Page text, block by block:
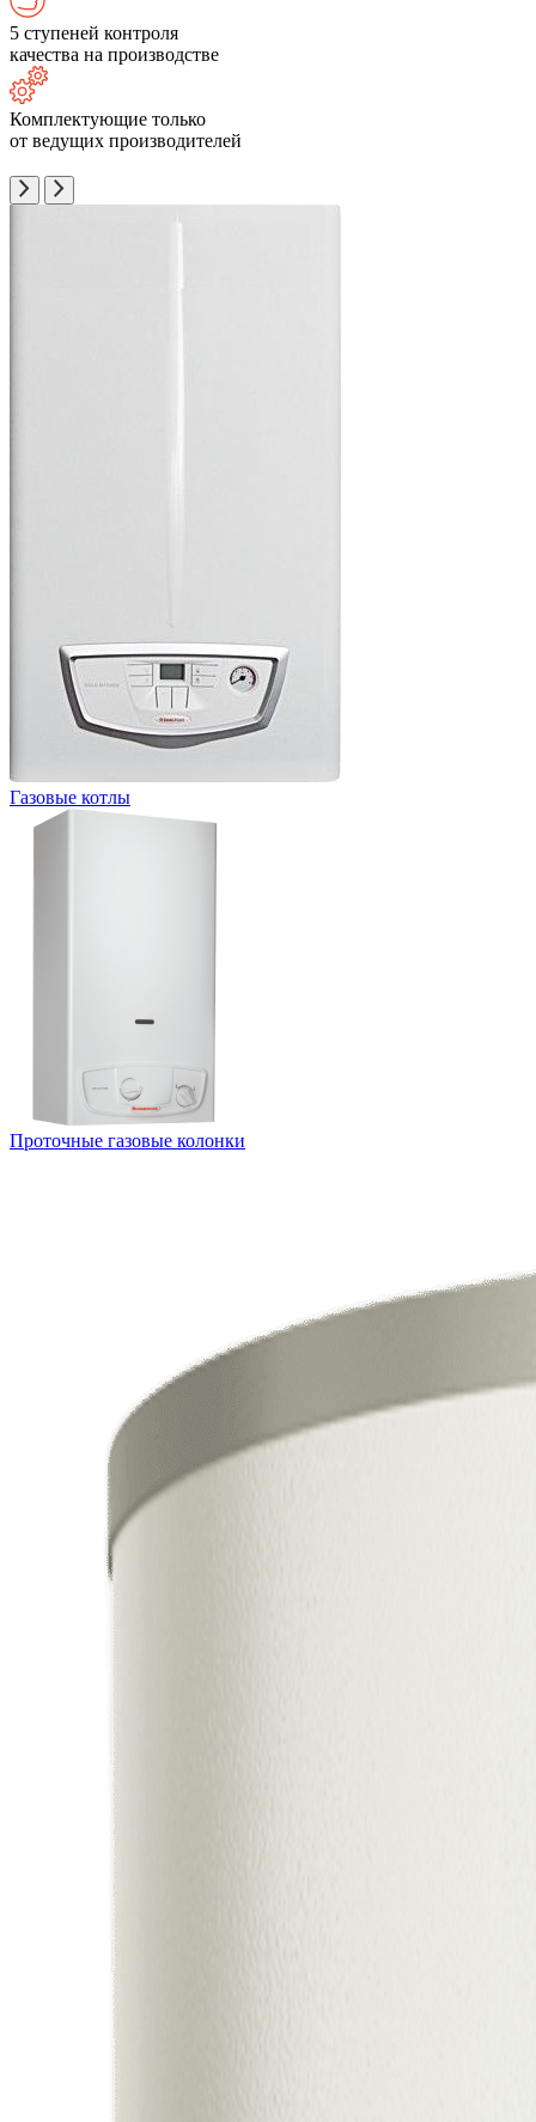
5 ступеней контроля
качества на производстве
Комплектующие только
от ведущих производителей
Газовые котлы
Проточные газовые колонки